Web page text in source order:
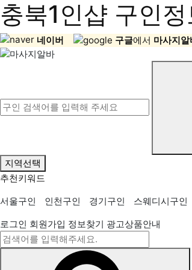
충북1인샵 구인
네이버 구글에서 마사지
지역선택
추천키워드
서울구인
인천구인 경기구인
스웨디시구인
로그인 회원가입 정보찾기 광고상품안내